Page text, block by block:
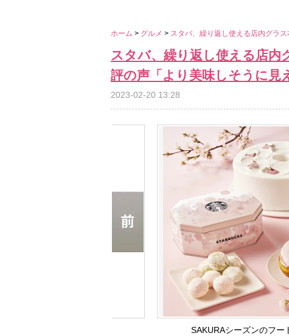
ホーム > グルメ > スタバ、繰り返し使える店内グラ
スタバ、繰り返し使える店
評の声「より美味しそうに見
2023-02-20 13:28
SAKURAシーズンのフー